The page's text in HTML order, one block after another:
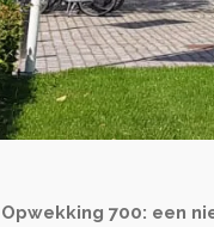
Opwekking 700: een